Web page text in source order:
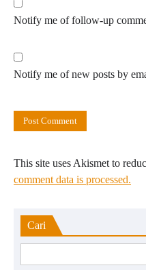
Notify me of follow-up
Notify me of new posts by
This site uses Akismet to
comment data is processed.
Cari